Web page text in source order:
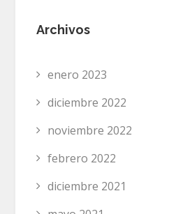
Archivos
enero 2023
diciembre 2022
noviembre 2022
febrero 2022
diciembre 2021